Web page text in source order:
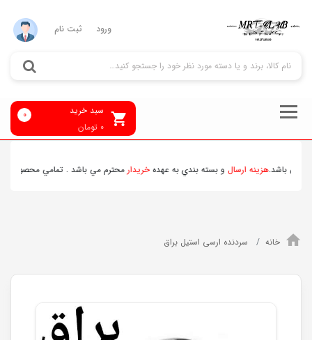
ورود ثبت نام
سبد خرید
0 تومان
0
باشد.هزينه ارسالو بسته بندي به عهدهخريدارمحترم مي باشد . تمامي محصولات
خانه سردنده ارسی استیل براق